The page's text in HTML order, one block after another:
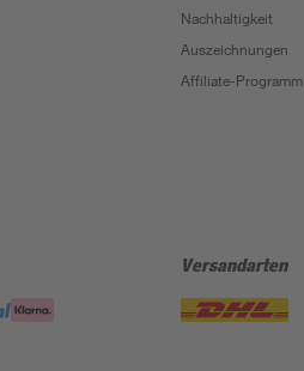
Nachhaltigkeit
Auszeichnungen
Affiliate-Programm
Versandarten